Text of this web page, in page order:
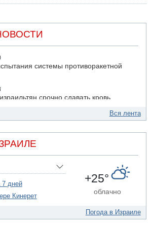
системы противоракетной
срочно сдавать кровь
в ООН Гилад Эрдан объявит в
на берег выбросило тело
склады
атаке по Саудовскому танкеру
ворваться в офис
Вся лента
7 дней
Кинерет
+25°
облачно
Погода в Израиле